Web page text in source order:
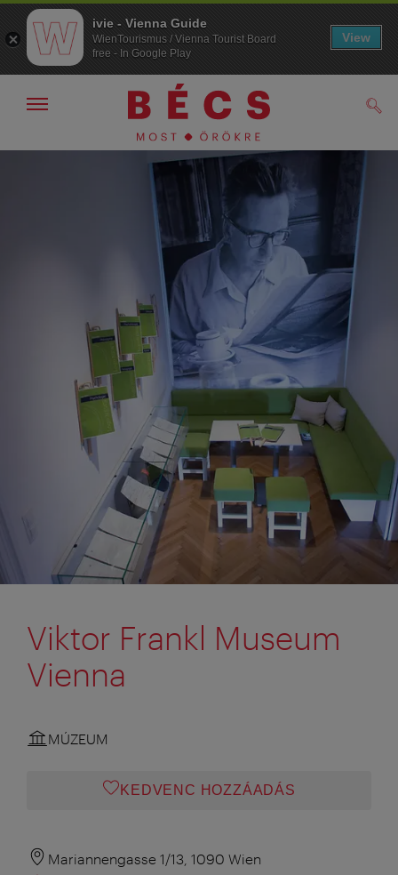
A
A
Navigáció
elrejtése
Viktor Frankl Museum
Vienna
MÚZEUM
KEDVENC HOZZÁADÁS
Mariannengasse 1/13, 1090 Wien
ivie - Vienna Guide
WienTourismus / Vienna Tourist Board
free - In Google Play
View